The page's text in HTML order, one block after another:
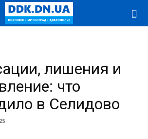
лишения и
что
в Селидово